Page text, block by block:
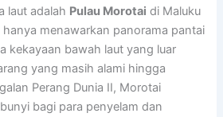
laut adalah Pulau Morotai di Maluku
hanya menawarkan panorama pantai
kekayaan bawah laut yang luar
yang masih alami hingga
Perang Dunia II, Morotai
bagi para penyelam dan